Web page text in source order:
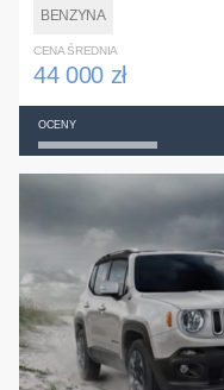
BENZYNA
CENA ŚREDNIA
44 000 zł
OCENY